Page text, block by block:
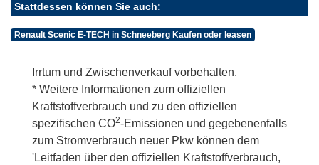
Stattdessen können Sie auch:
Renault Scenic E-TECH in Schneeberg Kaufen oder leasen
Irrtum und Zwischenverkauf vorbehalten.
* Weitere Informationen zum offiziellen
Kraftstoffverbrauch und zu den offiziellen
spezifischen CO2-Emissionen und gegebenenfalls
zum Stromverbrauch neuer Pkw können dem
'Leitfaden über den offiziellen Kraftstoffverbrauch,